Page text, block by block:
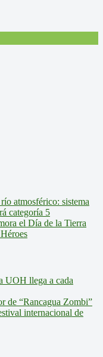
atmosférico: sistema
categoría 5
el Día de la Tierra
UOH llega a cada
de “Rancagua Zombi”
internacional de